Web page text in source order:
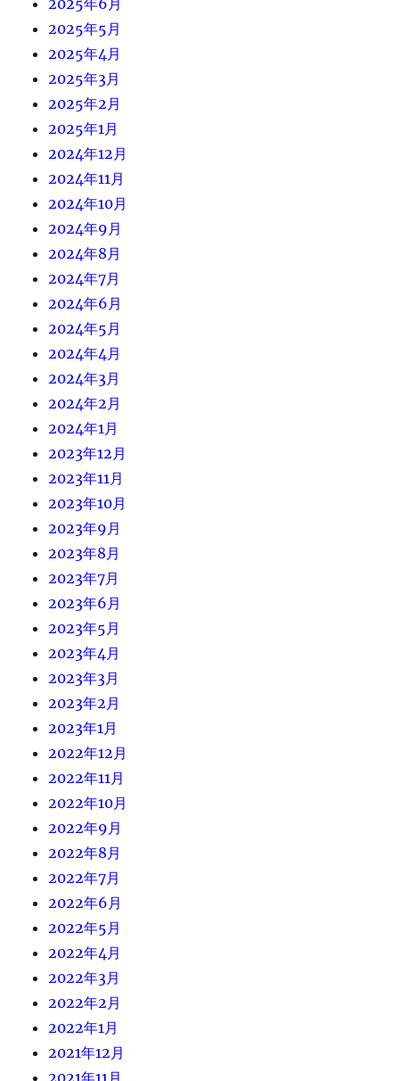
2025年6月
2025年5月
2025年4月
2025年3月
2025年2月
2025年1月
2024年12月
2024年11月
2024年10月
2024年9月
2024年8月
2024年7月
2024年6月
2024年5月
2024年4月
2024年3月
2024年2月
2024年1月
2023年12月
2023年11月
2023年10月
2023年9月
2023年8月
2023年7月
2023年6月
2023年5月
2023年4月
2023年3月
2023年2月
2023年1月
2022年12月
2022年11月
2022年10月
2022年9月
2022年8月
2022年7月
2022年6月
2022年5月
2022年4月
2022年3月
2022年2月
2022年1月
2021年12月